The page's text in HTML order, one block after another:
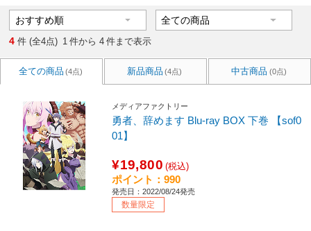
4 件 (全4点) 1 件から 4 件まで表示
全ての商品 (4点) 新品商品 (4点) 中古商品 (0点)
メディアファクトリー
勇者、辞めます Blu-ray BOX 下巻 【sof0
01】
¥19,800 (税込)
ポイント：990
発売日：2022/08/24発売
数量限定